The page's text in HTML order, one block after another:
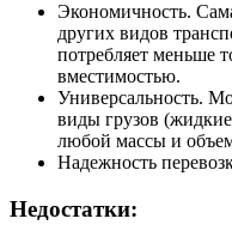
Экономичность.
других видов
потребляет меньше
вместимостью.
Универсальность.
виды грузов
любой массы и
Надежность
Недостатки: